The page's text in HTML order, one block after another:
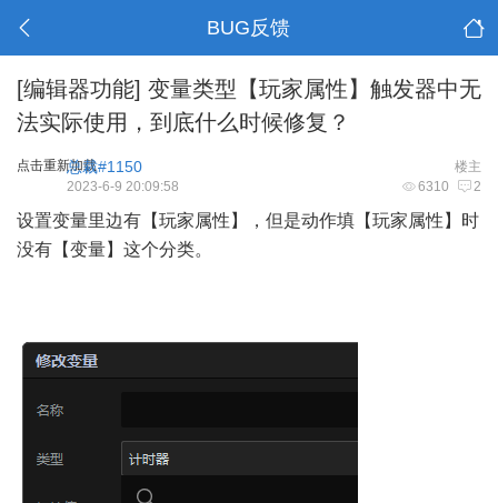
BUG反馈
[编辑器功能] 变量类型【玩家属性】触发器中无
法实际使用，到底什么时候修复？
点击重新加载 楼主
总裁#1150
6310 2
2023-6-9 20:09:58
设置变量里边有【玩家属性】，但是动作填【玩家属性】时
没有【变量】这个分类。